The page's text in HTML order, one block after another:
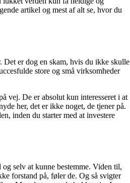
artikel og mest af alt se, hvor du
er dog en skam, hvis du ikke skulle
store og små virksomheder
vej. De er absolut kun interesseret i at
her, det er ikke noget, de tjener på.
inden du starter med at investere
selv at kunne bestemme. Viden til,
forstand på, føler de. Og så svigter